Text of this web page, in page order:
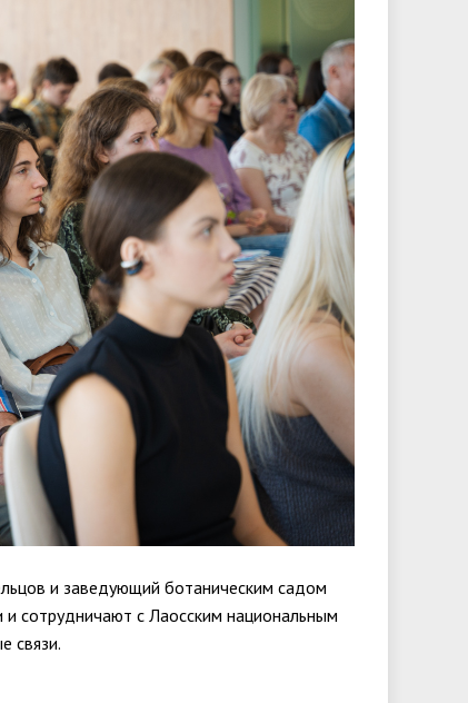
и заведующий ботаническим садом
сотрудничают с Лаосским национальным
связи.